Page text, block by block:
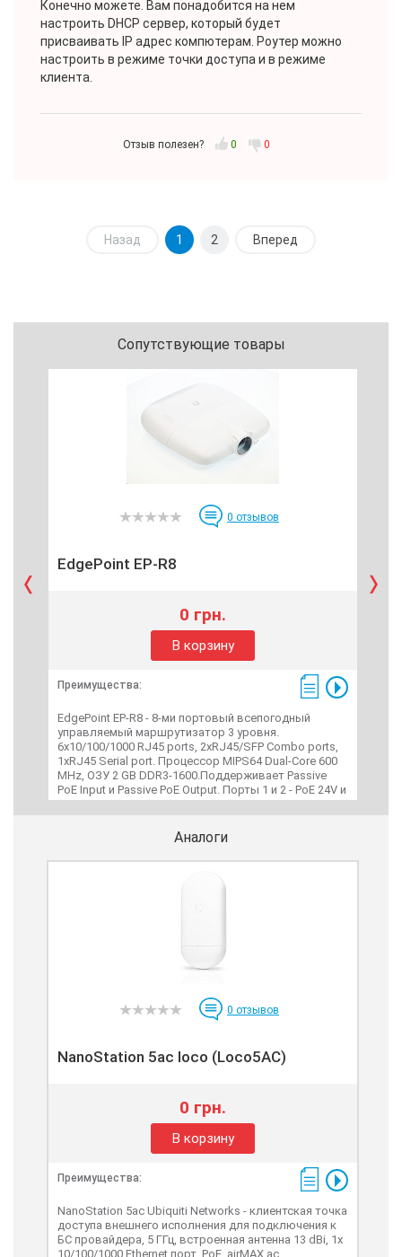
Конечно можете. Вам понадобится на нем
настроить DHCP сервер, который будет
присваивать IP адрес компютерам. Роутер можно
настроить в режиме точки доступа и в режиме
клиента.
Отзыв полезен? 0 0
Назад 1 2 Вперед
Сопутствующие товары
0 отзывов
EdgePoint EP-R8
0 грн.
В корзину
Преимущества:
EdgePoint EP-R8 - 8-ми портовый всепогодный
управляемый маршрутизатор 3 уровня.
6x10/100/1000 RJ45 ports, 2хRJ45/SFP Combo ports,
1xRJ45 Serial port. Процессор MIPS64 Dual-Core 600
MHz, ОЗУ 2 GB DDR3-1600.Поддерживает Passive
PoE Input и Passive PoE Output. Порты 1 и 2 - PoE 24V и
PoE 54V. Порты с 3 по 7 - PoE 24V.
Аналоги
0 отзывов
NanoStation 5ac loco (Loco5AC)
0 грн.
В корзину
Преимущества:
NanoStation 5ac Ubiquiti Networks - клиентская точка
доступа внешнего исполнения для подключения к
БС провайдера, 5 ГГц, встроенная антенна 13 dBi, 1х
10/100/1000 Ethernet порт, PoE, airMAX ac